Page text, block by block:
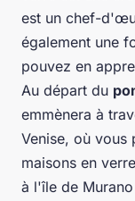
est un chef-
également une
pouvez en
Au départ du
emmènera à
Venise, où vous
maisons en
à l'île de